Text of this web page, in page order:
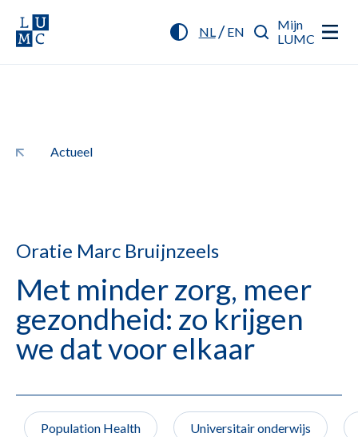
NL/ EN
Mijn
LUMC
Actueel
Oratie Marc Bruijnzeels
Met minder zorg, meer
gezondheid: zo krijgen
we dat voor elkaar
Population Health Universitair onderwijs